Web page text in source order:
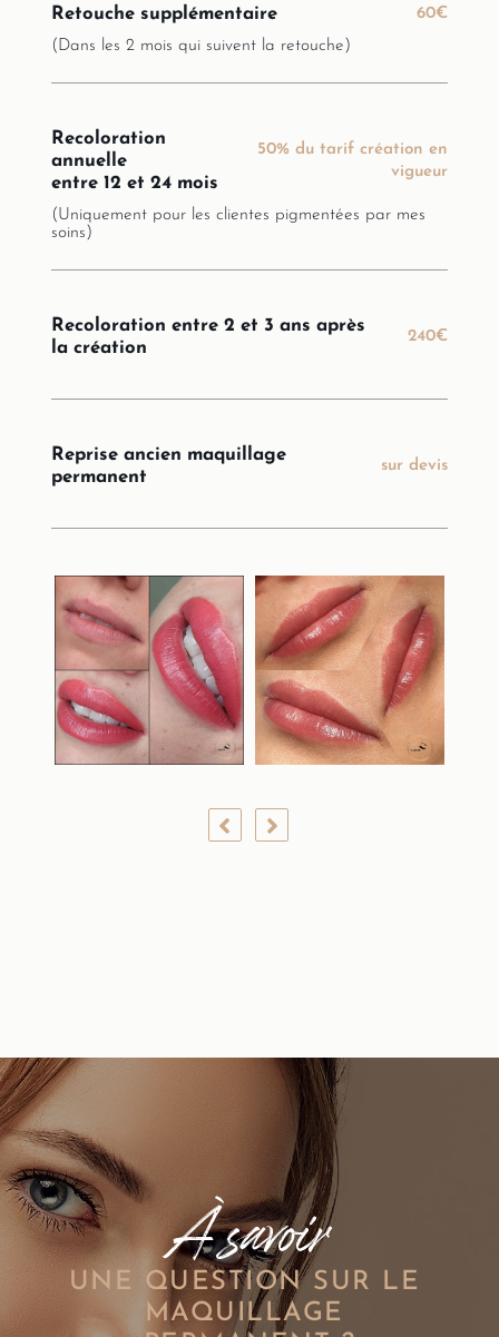
Retouche supplémentaire 60€
(Dans les 2 mois qui suivent la retouche)
Recoloration
annuelle
entre 12 et 24 mois
50% du tarif création en
vigueur
(Uniquement pour les clientes pigmentées par mes
soins)
Recoloration entre 2 et 3 ans après
la création
240€
Reprise ancien maquillage
permanent
sur devis
À savoir
UNE QUESTION SUR LE
MAQUILLAGE